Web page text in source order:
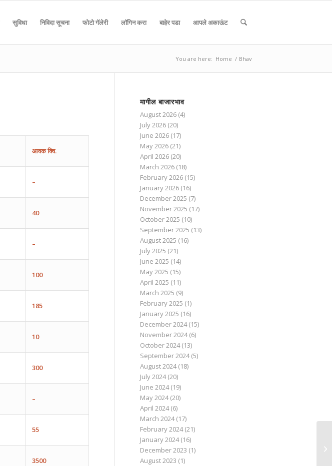
सुविधा निविदा सूचना फोटो गॅलेरी लॉगिन करा बाहेर पडा आपले अकाऊंट
You are here: Home / Bhav
आवकक्वि.
–
40
–
100
185
10
300
–
55
3500
मागील बाजारभाव
August 2026(4)
July 2026(20)
June 2026(17)
May 2026(21)
April 2026(20)
March 2026(18)
February 2026(15)
January 2026(16)
December 2025 (7)
November 2025 (17)
October 2025 (10)
September 2025 (13)
August 2025 (16)
July 2025 (21)
June 2025 (14)
May 2025 (15)
April 2025 (11)
March 2025 (9)
February 2025 (1)
January 2025 (16)
December 2024(15)
November 2024(6)
October 2024(13)
September 2024(5)
August 2024(18)
July 2024(20)
June 2024(19)
May 2024(20)
April 2024(6)
March 2024(17)
February 2024(21)
January 2024(16)
December 2023 (1)
August 2023 (1)